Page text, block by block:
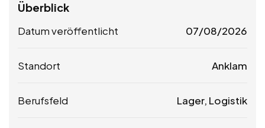
Überblick
Datum veröffentlicht 07/08/2026
Standort Anklam
Berufsfeld Lager, Logistik